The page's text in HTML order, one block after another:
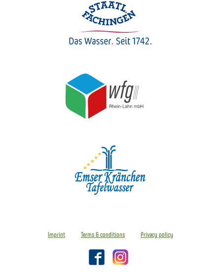
Imprint Terms & conditions Privacy policy
FacebookInstagram